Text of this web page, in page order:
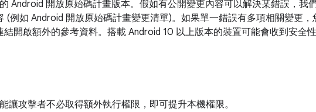
Android 開放原始碼計畫版本。假如有公開變更內容可以解決某錯誤，我
(例如 Android 開放原始碼計畫變更清單)。如果單一錯誤有多項相關變更，
開啟額外的參考資料。搭載 Android 10 以上版本的裝置可能會收到安全
讓攻擊者不必取得額外執行權限，即可提升本機權限。